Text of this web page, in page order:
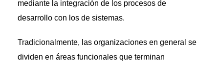
mediante la integración de los procesos de
desarrollo con los de sistemas.
Tradicionalmente, las organizaciones en general se
dividen en áreas funcionales que terminan